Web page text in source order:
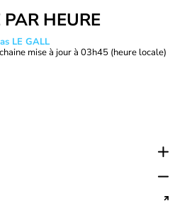
HEURE
LE GALL
mise à jour à 03h45 (heure locale)